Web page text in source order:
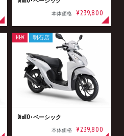
本体価格 ¥239,800
Dio110･ベーシック
本体価格 ¥239,800
NEW 明石店